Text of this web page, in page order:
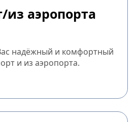
из аэропорта
надёжный и комфортный
и из аэропорта.